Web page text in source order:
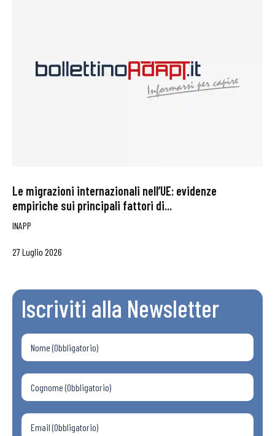
Le migrazioni internazionali nell’UE: evidenze
empiriche sui principali fattori di...
INAPP
27 Luglio 2026
Iscriviti alla Newsletter